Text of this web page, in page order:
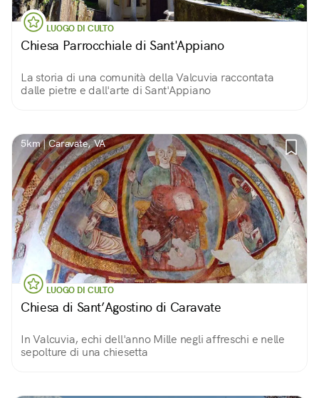
LUOGO DI CULTO
Chiesa Parrocchiale di Sant'Appiano
La storia di una comunità della Valcuvia raccontata
dalle pietre e dall'arte di Sant'Appiano
5km | Caravate, VA
LUOGO DI CULTO
Chiesa di Sant’Agostino di Caravate
In Valcuvia, echi dell'anno Mille negli affreschi e nelle
sepolture di una chiesetta